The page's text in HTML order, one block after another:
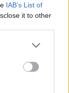
IAB’s List of
it to other